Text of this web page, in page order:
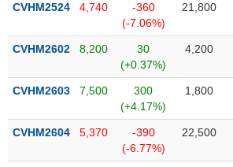
thái
phiếu
mô
thị
CVHM2524 4,740
-360
(-7.06%)
21,800
CVHM2602 8,200
30
(+0.37%)
4,200
CVHM2603 7,500
300
(+4.17%)
1,800
CVHM2604 5,370
-390
(-6.77%)
22,500
NGÀNH
DOANH
NGHIỆP